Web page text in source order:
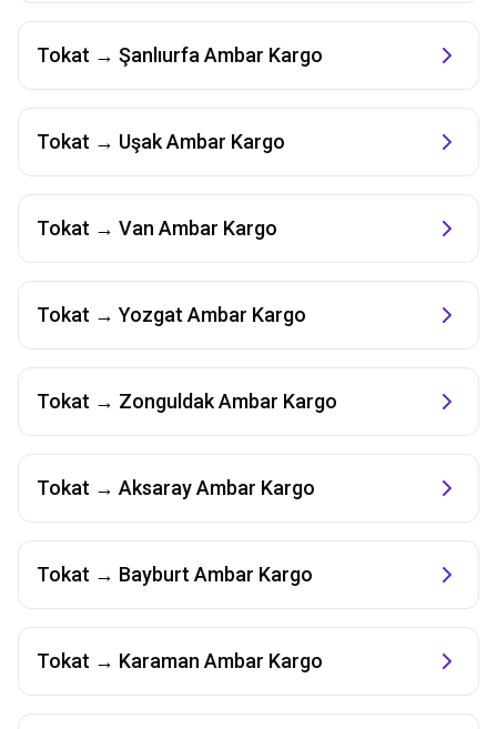
Tokat → Şanlıurfa Ambar Kargo
Tokat → UşakAmbar Kargo
Tokat → Van Ambar Kargo
Tokat → Yozgat Ambar Kargo
Tokat → ZonguldakAmbar Kargo
Tokat → AksarayAmbar Kargo
Tokat → Bayburt Ambar Kargo
Tokat → Karaman Ambar Kargo